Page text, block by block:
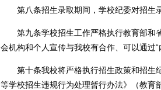
第八条招生录取期间，学校纪委对招生录
第九条学校招生工作严格执行教育部和省
会机构和个人宣传与我校有合作、可以通过
第十条我校将严格执行招生政策和招生纪
等学校招生违规行为处理暂行办法》（教育